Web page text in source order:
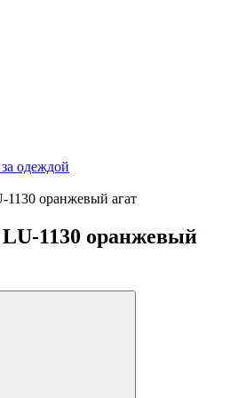
одеждой
оранжевый агат
1130 оранжевый